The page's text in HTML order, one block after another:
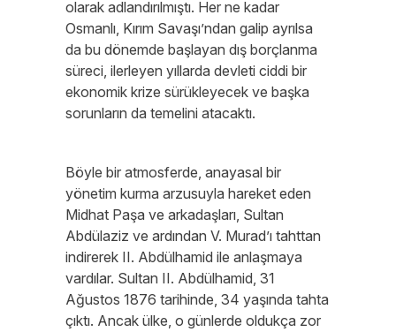
olarak adlandırılmıştı. Her ne kadar
Osmanlı, Kırım Savaşı’ndan galip ayrılsa
da bu dönemde başlayan dış borçlanma
süreci, ilerleyen yıllarda devleti ciddi bir
ekonomik krize sürükleyecek ve başka
sorunların da temelini atacaktı.
Böyle bir atmosferde, anayasal bir
yönetim kurma arzusuyla hareket eden
Midhat Paşa ve arkadaşları, Sultan
Abdülaziz ve ardından V. Murad’ı tahttan
indirerek II. Abdülhamid ile anlaşmaya
vardılar. Sultan II. Abdülhamid, 31
Ağustos 1876 tarihinde, 34 yaşında tahta
çıktı. Ancak ülke, o günlerde oldukça zor